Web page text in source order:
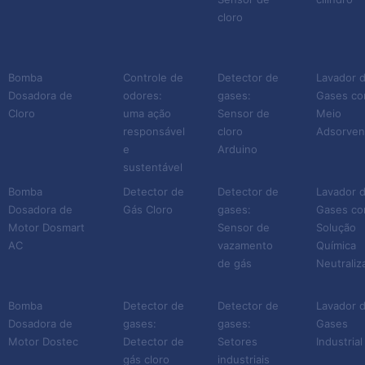
Bomba
Dosadora de
Cloro
Bomba
Dosadora de
Motor Dosmart
AC
Bomba
Dosadora de
Motor Dostec
Controle de
odores:
uma ação
responsável
e
sustentável
Detector de
Gás Cloro
Detector de
gases:
Detector de
gás cloro
cloro
Detector de
gases:
Sensor de
cloro
Arduino
Detector de
gases:
Sensor de
vazamento
de gás
Detector de
gases:
Setores
industriais
Lavador
Gases
Meio
Lavador
Gases
Solução
Química
Lavador
Gases
Industrial